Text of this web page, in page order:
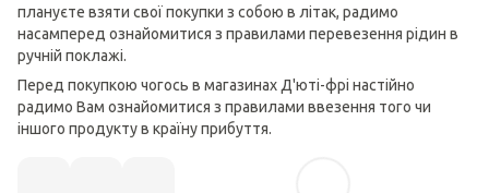
плануєте взяти свої покупки з собою в літак, радимо
насамперед ознайомитися з правилами перевезення рідин в
ручній поклажі.
Перед покупкою чогось в магазинах Д'юті-фрі настійно
радимо Вам ознайомитися з правилами ввезення того чи
іншого продукту в країну прибуття.